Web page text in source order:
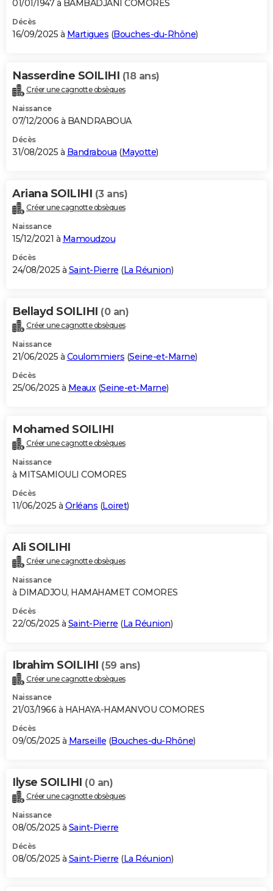
01/01/1947 à BAMBADJANI COMORES
Décès
16/09/2025 à Martigues (Bouches-du-Rhône)
Nasserdine SOILIHI (18 ans)
Créer une cagnotte obsèques
Naissance
07/12/2006 à BANDRABOUA
Décès
31/08/2025 à Bandraboua (Mayotte)
Ariana SOILIHI (3 ans)
Créer une cagnotte obsèques
Naissance
15/12/2021 à Mamoudzou
Décès
24/08/2025 à Saint-Pierre (La Réunion)
Bellayd SOILIHI (0 an)
Créer une cagnotte obsèques
Naissance
21/06/2025 à Coulommiers (Seine-et-Marne)
Décès
25/06/2025 à Meaux(Seine-et-Marne)
Mohamed SOILIHI
Créer une cagnotte obsèques
Naissance
à MITSAMIOULI COMORES
Décès
11/06/2025 à Orléans (Loiret)
Ali SOILIHI
Créer une cagnotte obsèques
Naissance
à DIMADJOU, HAMAHAMET COMORES
Décès
22/05/2025 à Saint-Pierre (La Réunion)
Ibrahim SOILIHI (59 ans)
Créer une cagnotte obsèques
Naissance
21/03/1966 à HAHAYA-HAMANVOU COMORES
Décès
09/05/2025 à Marseille (Bouches-du-Rhône)
Ilyse SOILIHI (0 an)
Créer une cagnotte obsèques
Naissance
08/05/2025 à Saint-Pierre
Décès
08/05/2025 à Saint-Pierre (La Réunion)